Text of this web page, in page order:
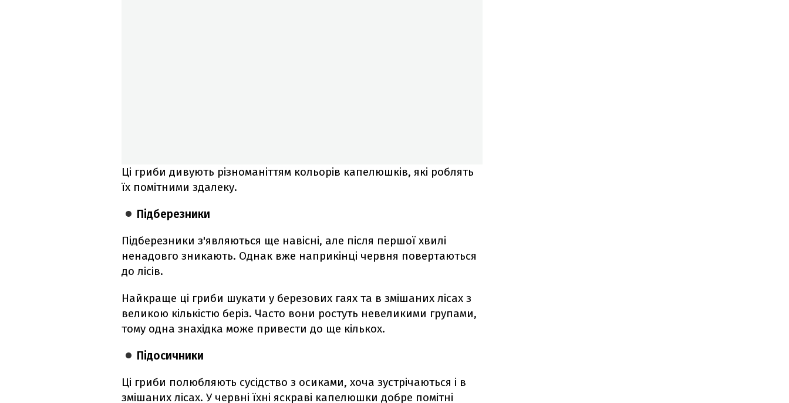
Ці гриби дивують різноманіттям кольорів капелюшків, які роблять
їх помітними здалеку.
Підберезники
Підберезники з'являються ще навісні, але після першої хвилі
ненадовго зникають. Однак вже наприкінці червня повертаються
до лісів.
Найкраще ці гриби шукати у березових гаях та в змішаних лісах з
великою кількістю беріз. Часто вони ростуть невеликими групами,
тому одна знахідка може привести до ще кількох.
Підосичники
Ці гриби полюбляють сусідство з осиками, хоча зустрічаються і в
змішаних лісах. У червні їхні яскраві капелюшки добре помітні